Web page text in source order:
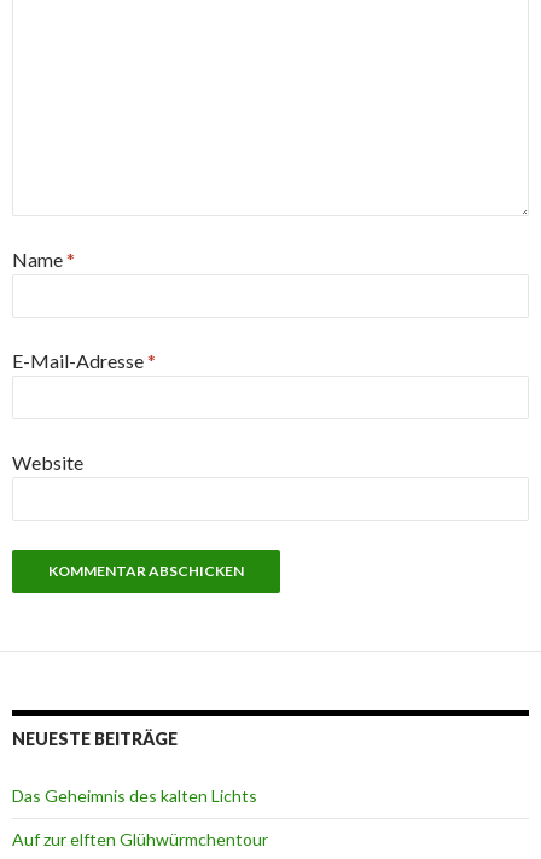
Name*
E-Mail-Adresse*
Website
NEUESTE BEITRÄGE
Das Geheimnis des kalten Lichts
Auf zur elften Glühwürmchentour